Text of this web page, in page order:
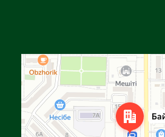
Улица Байтурсынова, 16 — Яндекс Карты